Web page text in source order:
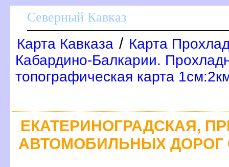
Северный Кавказ
Карта Кавказа / Карта
Кабардино-Балкарии.
топографическая карта
ЕКАТЕРИНОГРАДСКАЯ,
АВТОМОБИЛЬНЫХ ДОРОГ